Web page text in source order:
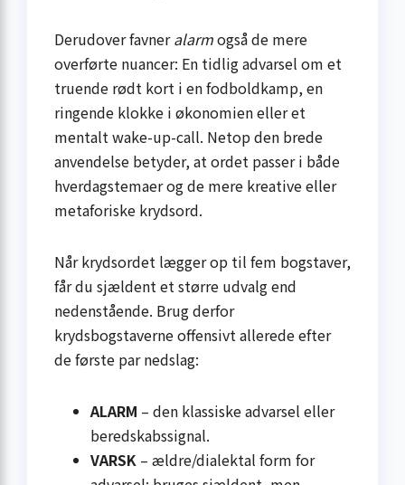
Derudover favneralarmogså de mere
overførte nuancer: En tidlig advarsel om et
truende rødt kort i en fodboldkamp, en
ringende klokke i økonomien eller et
mentalt wake-up-call. Netop den brede
anvendelse betyder, at ordet passer i både
hverdagstemaer og de mere kreative eller
metaforiske krydsord.
Når krydsordet lægger op til fem bogstaver,
får du sjældent et større udvalg end
nedenstående. Brug derfor
krydsbogstaverne offensivt allerede efter
de første par nedslag:
ALARM – den klassiske advarsel eller
beredskabssignal.
VARSK – ældre/dialektal form for